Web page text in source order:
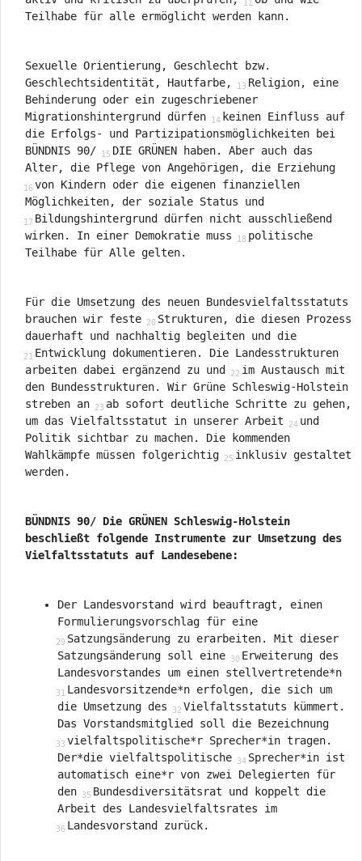
Teilhabe für alle ermöglicht werden kann.
Sexuelle Orientierung, Geschlecht bzw.
Geschlechtsidentität, Hautfarbe,
Religion, eine
Behinderung oder ein zugeschriebener
Migrationshintergrund dürfen
keinen Einfluss auf
die Erfolgs- und Partizipationsmöglichkeiten bei
BÜNDNIS 90/
DIE GRÜNEN haben. Aber auch das
Alter, die Pflege von Angehörigen, die Erziehung
von Kindern oder die eigenen finanziellen
Möglichkeiten, der soziale Status und
Bildungshintergrund dürfen nicht ausschließend
wirken. In einer Demokratie muss
politische
Teilhabe für Alle gelten.
Für die Umsetzung des neuen Bundesvielfaltsstatuts
brauchen wir feste
Strukturen, die diesen Prozess
dauerhaft und nachhaltig begleiten und die
Entwicklung dokumentieren. Die Landesstrukturen
arbeiten dabei ergänzend zu und
im Austausch mit
den Bundesstrukturen. Wir Grüne Schleswig-Holstein
streben an
ab sofort deutliche Schritte zu gehen,
um das Vielfaltsstatut in unserer Arbeit
und
Politik sichtbar zu machen. Die kommenden
Wahlkämpfe müssen folgerichtig
inklusiv gestaltet
werden.
BÜNDNIS 90/ Die GRÜNEN Schleswig-Holstein
beschließt folgende Instrumente zur Umsetzung des
Vielfaltsstatuts auf Landesebene:
Der Landesvorstand wird beauftragt, einen
Formulierungsvorschlag für eine
Satzungsänderung zu erarbeiten. Mit dieser
Satzungsänderung soll eine
Erweiterung des
Landesvorstandes um einen stellvertretende*n
Landesvorsitzende*n erfolgen, die sich um
die Umsetzung des
Vielfaltsstatuts kümmert.
Das Vorstandsmitglied soll die Bezeichnung
vielfaltspolitische*r Sprecher*in tragen.
Der*die vielfaltspolitische
Sprecher*in ist
automatisch eine*r von zwei Delegierten für
den
Bundesdiversitätsrat und koppelt die
Arbeit des Landesvielfaltsrates im
Landesvorstand zurück.